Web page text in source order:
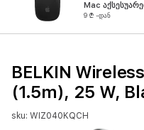
Mac
9 ₾ -დან
BELKIN
(1.5m), 25 W,
sku: WIZ040KQCH